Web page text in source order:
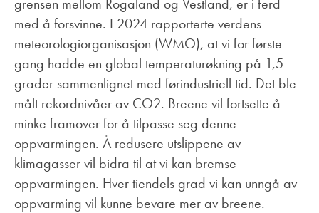
med å forsvinne. I 2024 rapporterte verdens
meteorologiorganisasjon (WMO), at vi for første
gang hadde en global temperaturøkning på 1,5
grader sammenlignet med førindustriell tid. Det ble
målt rekordnivåer av CO2. Breene vil fortsette å
minke framover for å tilpasse seg denne
oppvarmingen. Å redusere utslippene av
klimagasser vil bidra til at vi kan bremse
oppvarmingen. Hver tiendels grad vi kan unngå av
oppvarming vil kunne bevare mer av breene.